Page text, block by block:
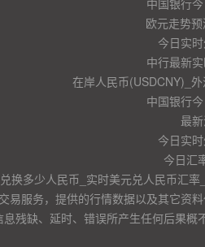
中国银行
欧元走势
今日实
中行最新
在岸人民币(USDCNY)_
中国银行
最
今日实
今日汇
换多少人民币_实时美元兑人民币汇
易服务，提供的行情数据以及其它资
息残缺、延时、错误所产生任何后果概